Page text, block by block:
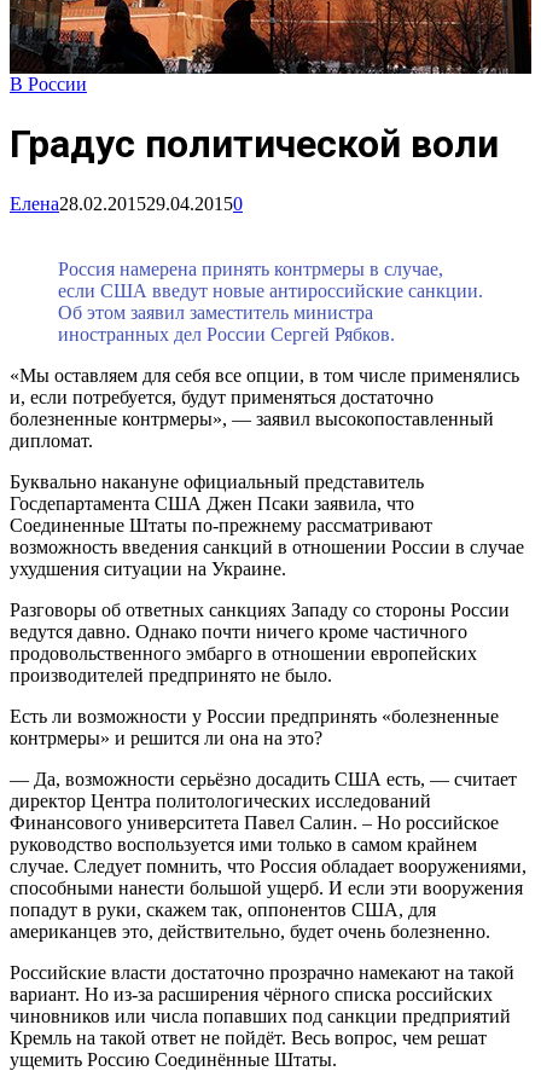
В России
Градус политической воли
Елена28.02.201529.04.20150
Россия намерена принять контрмеры в случае,
если США введут новые антироссийские санкции.
Об этом заявил заместитель министра
иностранных дел России Сергей Рябков.
«Мы оставляем для себя все опции, в том числе применялись
и, если потребуется, будут применяться достаточно
болезненные контрмеры», — заявил высокопоставленный
дипломат.
Буквально накануне официальный представитель
Госдепартамента США Джен Псаки заявила, что
Соединенные Штаты по-прежнему рассматривают
возможность введения санкций в отношении России в случае
ухудшения ситуации на Украине.
Разговоры об ответных санкциях Западу со стороны России
ведутся давно. Однако почти ничего кроме частичного
продовольственного эмбарго в отношении европейских
производителей предпринято не было.
Есть ли возможности у России предпринять «болезненные
контрмеры» и решится ли она на это?
— Да, возможности серьёзно досадить США есть, — считает
директор Центра политологических исследований
Финансового университета Павел Салин. – Но российское
руководство воспользуется ими только в самом крайнем
случае. Следует помнить, что Россия обладает вооружениями,
способными нанести большой ущерб. И если эти вооружения
попадут в руки, скажем так, оппонентов США, для
американцев это, действительно, будет очень болезненно.
Российские власти достаточно прозрачно намекают на такой
вариант. Но из-за расширения чёрного списка российских
чиновников или числа попавших под санкции предприятий
Кремль на такой ответ не пойдёт. Весь вопрос, чем решат
ущемить Россию Соединённые Штаты.